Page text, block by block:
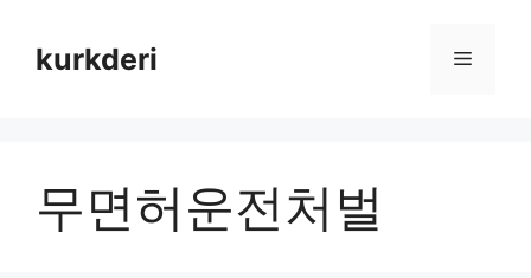
contentkurkderi Menu
무면허운전처벌